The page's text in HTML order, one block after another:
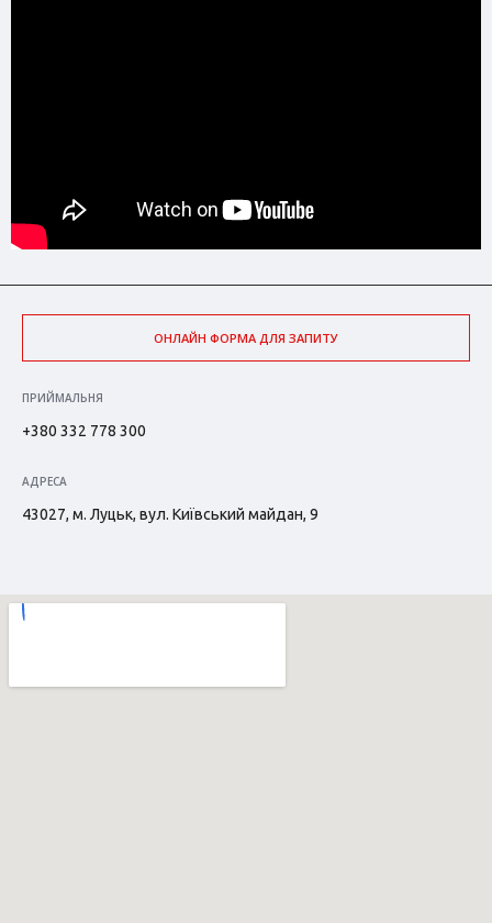
ОНЛАЙН ФОРМА ДЛЯ ЗАПИТУ
ПРИЙМАЛЬНЯ
+380 332 778 300
АДРЕСА
43027, м. Луцьк, вул. Київський майдан, 9